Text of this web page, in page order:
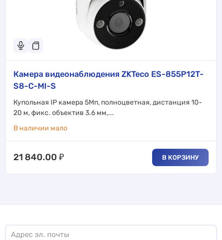
Камера видеонаблюдения ZKTeco ES-855P12T-
S8-C-MI-S
Купольная IP камера 5Мп, полноцветная, дистанция 10-
20 м, фикс. объектив 3.6 мм,...
В наличии мало
21 840.00 ₽ В КОРЗИНУ